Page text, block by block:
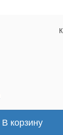
В корзину